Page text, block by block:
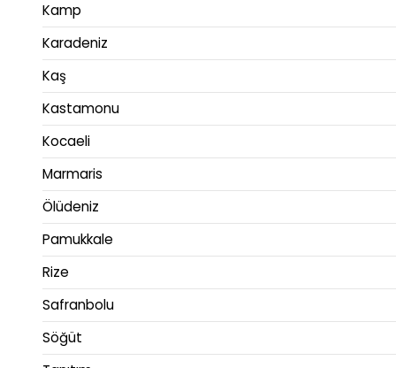
Kamp
Karadeniz
Kaş
Kastamonu
Kocaeli
Marmaris
Ölüdeniz
Pamukkale
Rize
Safranbolu
Söğüt